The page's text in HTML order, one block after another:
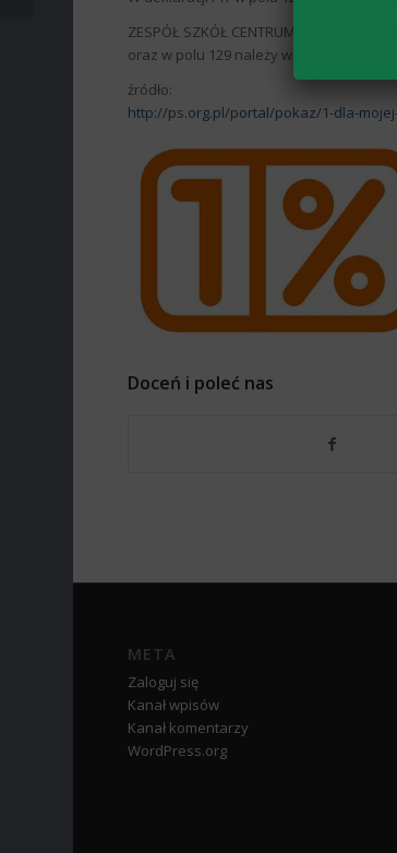
ZESPÓŁ SZKÓŁ CENTRUM
oraz w polu 129 należy wstawić X.
źródło:
http://ps.org.pl/portal/pokaz/1-dla-
Doceń i poleć nas
META
Zaloguj się
Kanał wpisów
Kanał komentarzy
WordPress.org